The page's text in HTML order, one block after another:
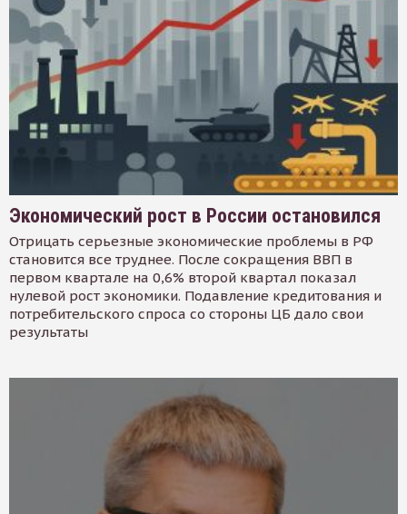
Экономический рост в России остановился
Отрицать серьезные экономические проблемы в РФ
становится все труднее. После сокращения ВВП в
первом квартале на 0,6% второй квартал показал
нулевой рост экономики. Подавление кредитования и
потребительского спроса со стороны ЦБ дало свои
результаты